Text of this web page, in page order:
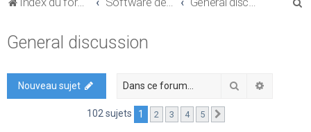
General discussion
Nouveau sujet Rechercher
102 sujets 1 2 3 4 5